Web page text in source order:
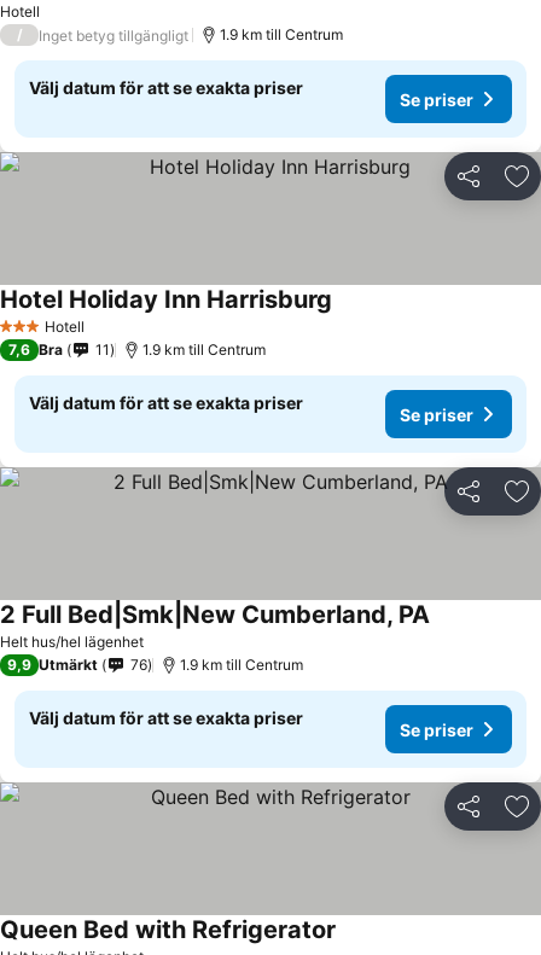
Hotell
/ Inget betyg tillgängligt 1.9 km till Centrum
Välj datum för att se exakta priser
Se priser
Dela
3 StjärnorHotell
Hotel Holiday Inn Harrisburg
7,6 Bra 11 1.9 km till Centrum
Välj datum för att se exakta priser
Se priser
Dela
Helt hus/hel lägenhet
2 Full Bed|Smk|New Cumberland, PA
9,9 Utmärkt 76 1.9 km till Centrum
Välj datum för att se exakta priser
Se priser
Dela
Queen Bed with Refrigerator